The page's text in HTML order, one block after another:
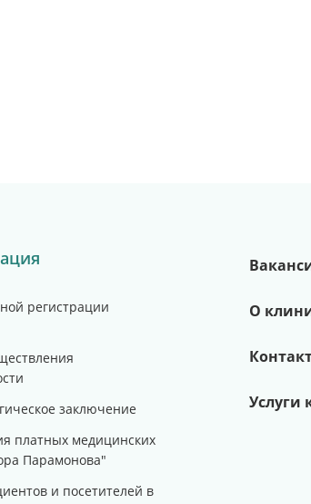
регистрации
заключение
платных медицинских
Парамонова"
и посетителей в
О
Услуги